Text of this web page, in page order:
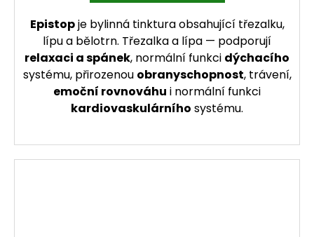
Epistopje bylinná tinktura obsahující třezalku,
lípu a bělotrn. Třezalka a lípa — podporují
relaxaci a spánek, normální funkci dýchacího
systému, přirozenou obranyschopnost, trávení,
emoční rovnováhu i normální funkci
kardiovaskulárního systému.